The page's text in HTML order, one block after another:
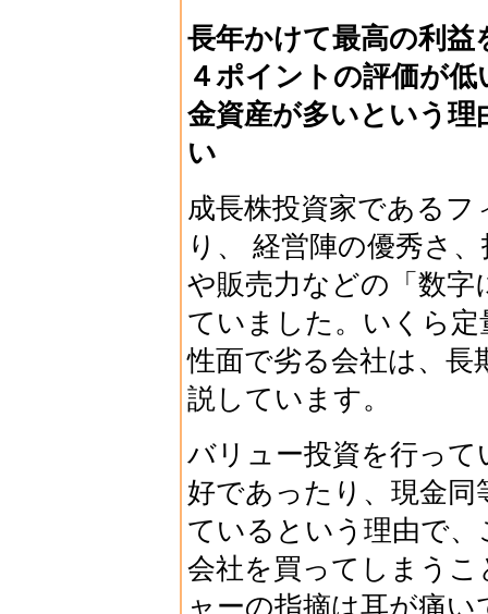
長年かけて最高の利
４ポイントの評価が
金資産が多いという
い
成長株投資家である
り、 経営陣の優秀さ
や販売力などの「数
ていました。いくら
性面で劣る会社は、長
説しています。
バリュー投資を行っ
好であったり、現金同
ているという理由で
会社を買ってしまう
ャーの指摘は耳が痛